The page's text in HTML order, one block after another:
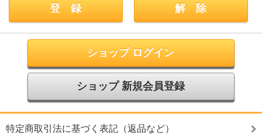
ショップ ログイン
ショップ 新規会員登録
特定商取引法に基づく表記（返品など）